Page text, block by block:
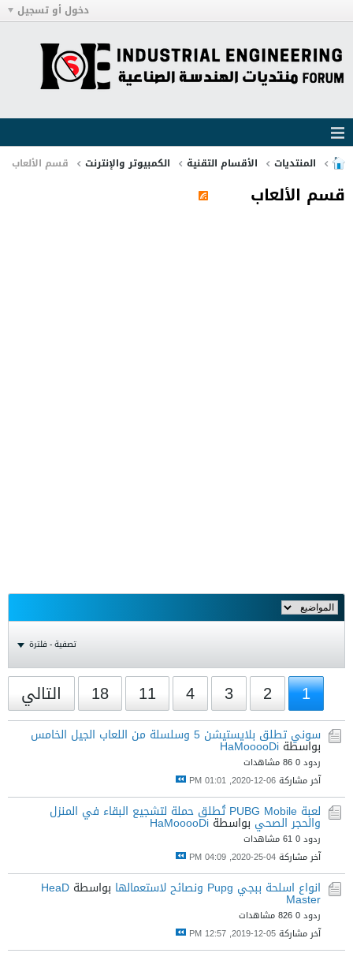
دخول أو تسجيل
المنتديات الأقسام التقنية الكمبيوتر والإنترنت قسم الألعاب
قسم الألعاب
تصفية - فلترة
1
2
3
4
11
18 التالي
سوني تطلق بلايستيشن 5 وسلسلة من اللعاب الجيل الخامس
بواسطة HaMooooDi
ردود 0
86 مشاهدات
آخر مشاركة06-12-2020, 01:01 PM
لعبة PUBG Mobile تُطلق حملة لتشجيع البقاء في المنزل
والحجر الصحي بواسطة HaMooooDi
ردود 0
61 مشاهدات
آخر مشاركة04-25-2020, 04:09 PM
انواع اسلحة ببجي Pupg ونصائح لاستعمالها بواسطة HeaD
Master
ردود 0
826 مشاهدات
آخر مشاركة05-12-2019, 12:57 PM